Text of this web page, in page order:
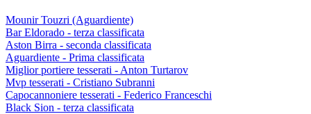
Mounir Touzri (Aguardiente)
Bar Eldorado - terza classificata
Aston Birra - seconda classificata
Aguardiente - Prima classificata
Miglior portiere tesserati - Anton Turtarov
Mvp tesserati - Cristiano Subranni
Capocannoniere tesserati - Federico Franceschi
Black Sion - terza classificata